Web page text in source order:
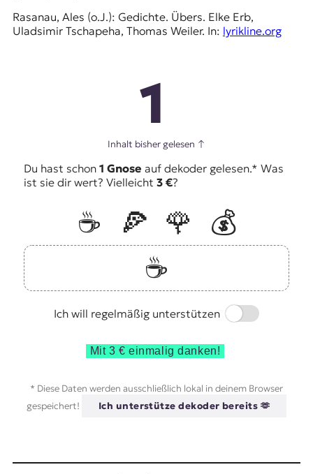
Rasanau, Ales (o.J.): Gedichte. Übers. Elke Erb,
Uladsimir Tschapeha, Thomas Weiler. In: lyrikline.org
1
Inhalt bisher gelesen ↑
Du hast schon 1 Gnose auf dekoder gelesen.* Was
ist sie dir wert? Vielleicht 3 €?
☕️ 🍕 🌹
💰
☕️
Ich will regelmäßig unterstützen
Switch
Mit 3 € einmalig danken!
* Diese Daten werden ausschließlich lokal in deinem Browser
gespeichert!
Ich unterstütze dekoder bereits 🫶